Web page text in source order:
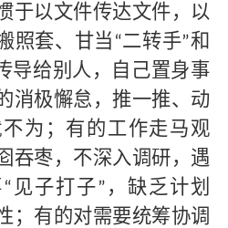
于以文件传达文件，以
照套、甘当 “二转手”和
导给别人，自己置身事
消极懈怠，推一推、动
为；有的工作走马观
吞枣，不深入调研，遇
“ 见子打子” ，缺乏计划
；有的对需要统筹协调